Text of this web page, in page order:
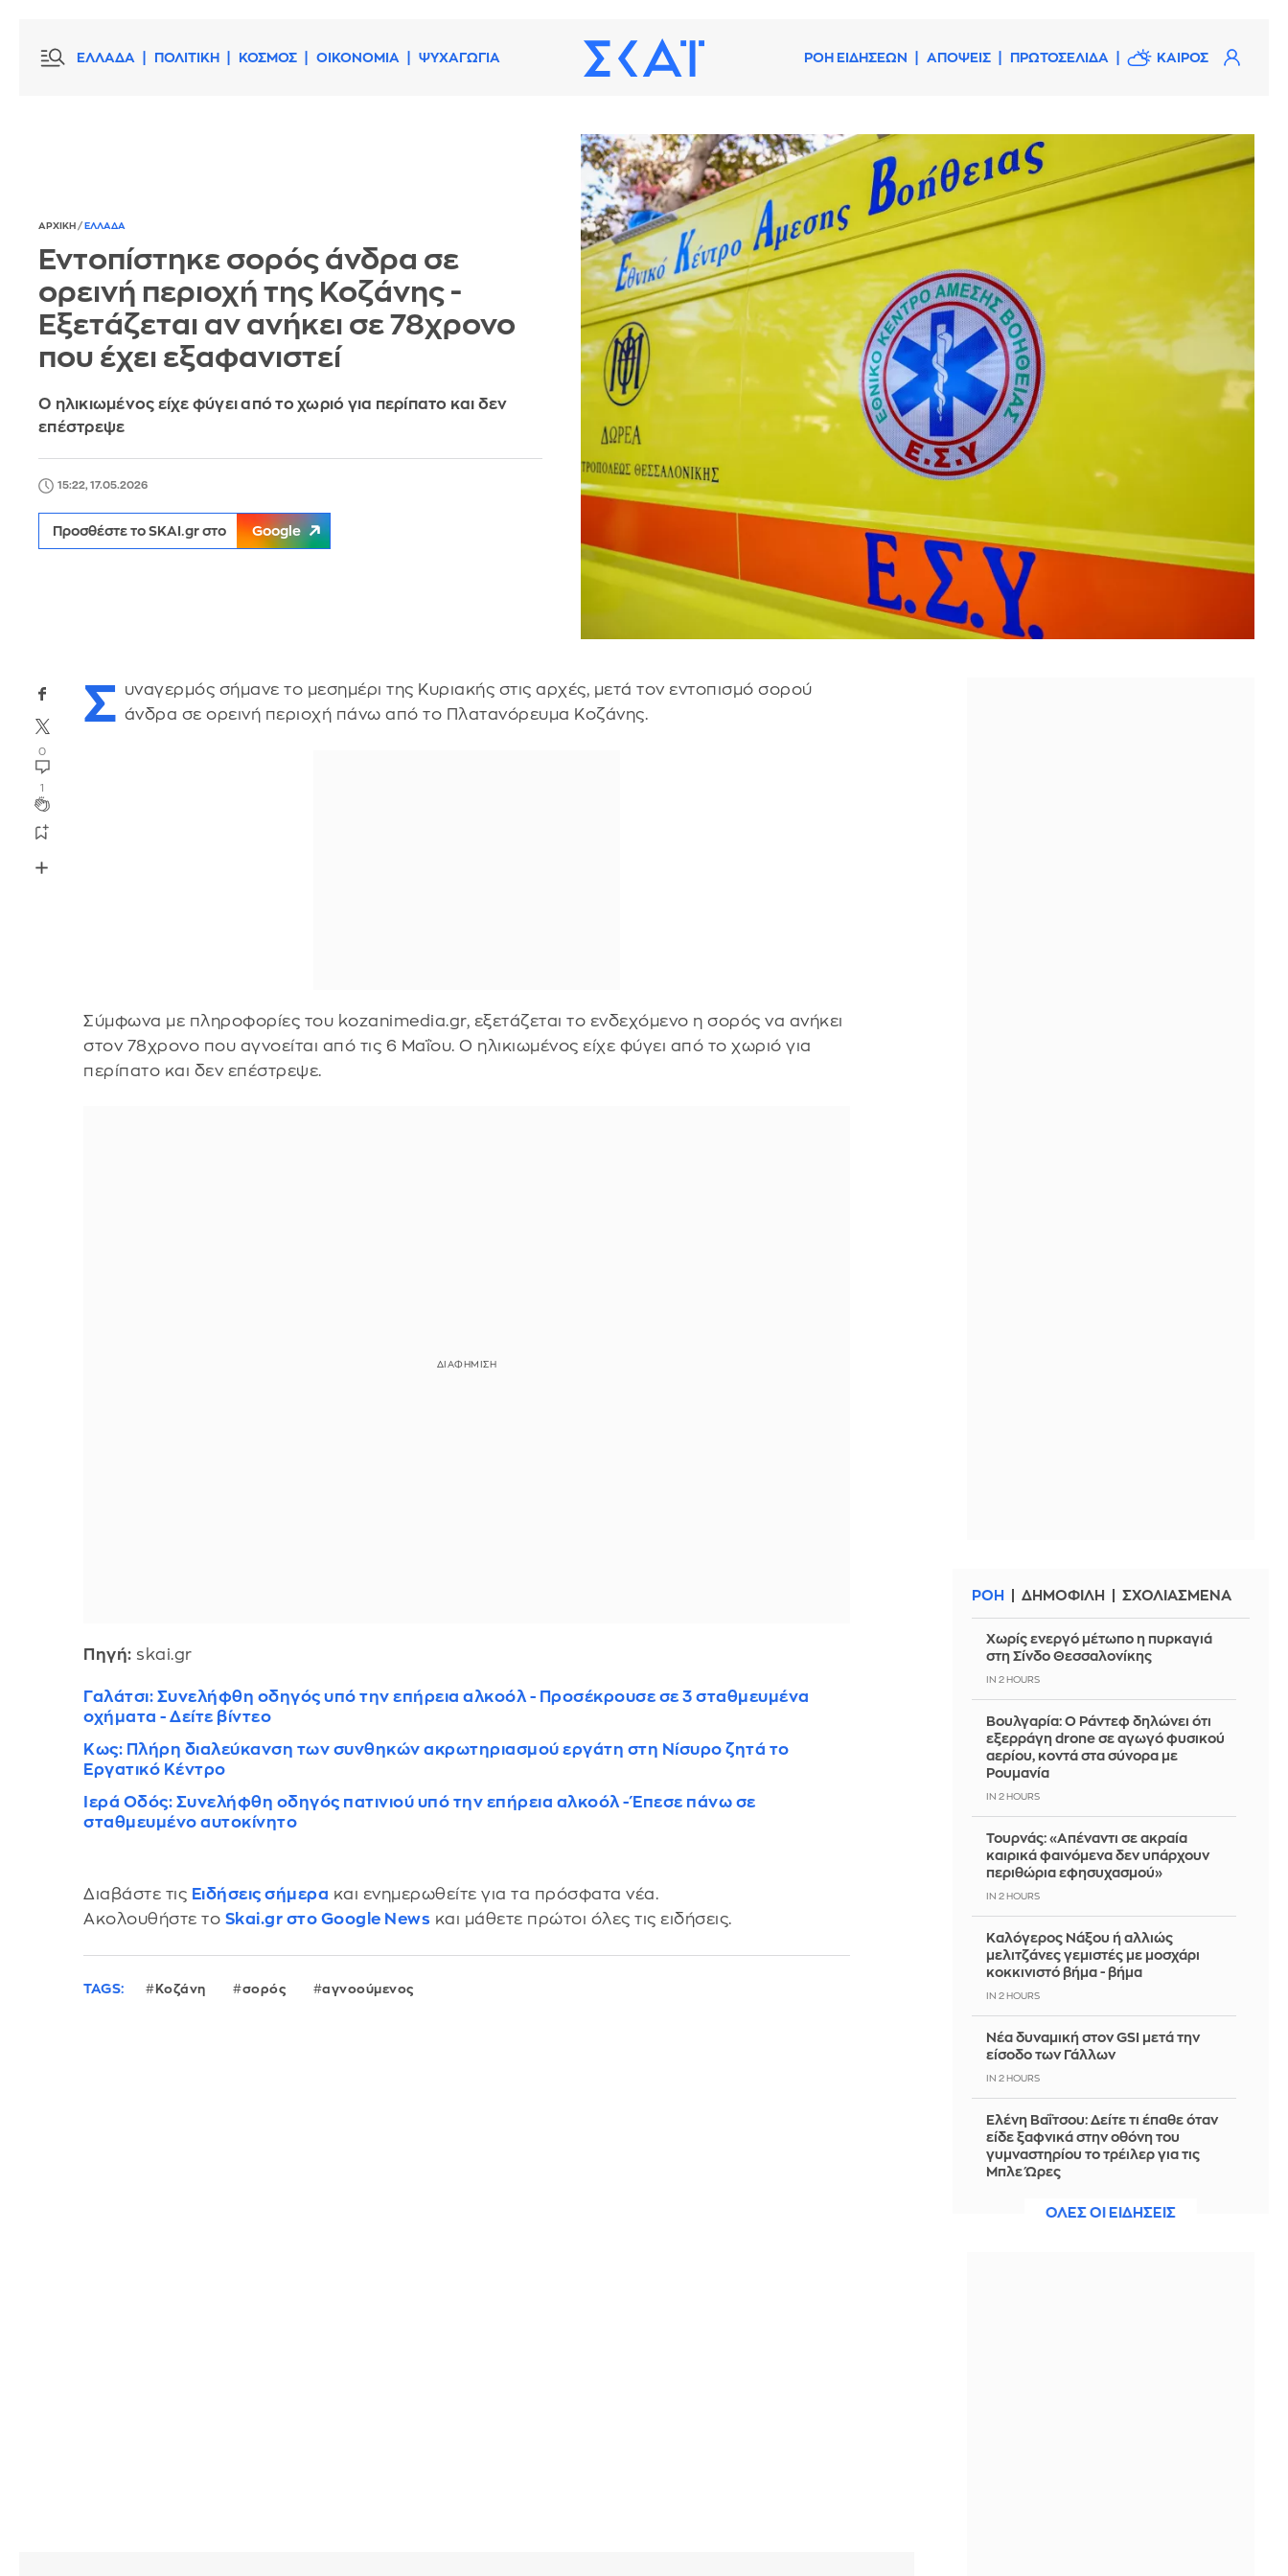
ΕΛΛΑΔΑ ΠΟΛΙΤΙΚΗ ΚΟΣΜΟΣ ΟΙΚΟΝΟΜΙΑ ΨΥΧΑΓΩΓΙΑ ΡΟΗ ΕΙΔΗΣΕΩΝ ΑΠΟΨΕΙΣ ΠΡΩΤΟΣΕΛΙΔΑ ΚΑΙΡΟΣ
ΑΡΧΙΚΗ / ΕΛΛΑΔΑ
Εντοπίστηκε σορός άνδρα σε
ορεινή περιοχή της Κοζάνης -
Εξετάζεται αν ανήκει σε 78χρονο
που έχει εξαφανιστεί
Ο ηλικιωμένος είχε φύγει από το χωριό για περίπατο και δεν
επέστρεψε
15:22, 17.05.2026
Προσθέστε το SKAI.gr στο Google
0
1
Σ υναγερμός σήμανε το μεσημέρι της Κυριακής στις αρχές, μετά τον εντοπισμό σορού
άνδρα σε ορεινή περιοχή πάνω από το Πλατανόρευμα Κοζάνης.
Σύμφωνα με πληροφορίες του kozanimedia.gr, εξετάζεται το ενδεχόμενο η σορός να ανήκει
στον 78χρονο που αγνοείται από τις 6 Μαΐου. Ο ηλικιωμένος είχε φύγει από το χωριό για
περίπατο και δεν επέστρεψε.
Πηγή: skai.gr
Γαλάτσι: Συνελήφθη οδηγός υπό την επήρεια αλκοόλ - Προσέκρουσε σε 3 σταθμευμένα
οχήματα - Δείτε βίντεο
Κως: Πλήρη διαλεύκανση των συνθηκών ακρωτηριασμού εργάτη στη Νίσυρο ζητά το
Εργατικό Κέντρο
Ιερά Οδός: Συνελήφθη οδηγός πατινιού υπό την επήρεια αλκοόλ - Έπεσε πάνω σε
σταθμευμένο αυτοκίνητο
Διαβάστε τις Ειδήσεις σήμερα και ενημερωθείτε για τα πρόσφατα νέα.
Ακολουθήστε το Skai.gr στο Google News και μάθετε πρώτοι όλες τις ειδήσεις.
TAGS: Κοζάνη σορός αγνοούμενος
ΡΟΗ ΔΗΜΟΦΙΛΗ ΣΧΟΛΙΑΣΜΕΝΑ
Χωρίς ενεργό μέτωπο η πυρκαγιά
στη Σίνδο Θεσσαλονίκης
IN 2 HOURS
Βουλγαρία: Ο Ράντεφ δηλώνει ότι
εξερράγη drone σε αγωγό φυσικού
αερίου, κοντά στα σύνορα με
Ρουμανία
IN 2 HOURS
Τουρνάς: «Απέναντι σε ακραία
καιρικά φαινόμενα δεν υπάρχουν
περιθώρια εφησυχασμού»
IN 2 HOURS
Καλόγερος Νάξου ή αλλιώς
μελιτζάνες γεμιστές με μοσχάρι
κοκκινιστό βήμα - βήμα
IN 2 HOURS
Νέα δυναμική στον GSI μετά την
είσοδο των Γάλλων
IN 2 HOURS
Ελένη Βαΐτσου: Δείτε τι έπαθε όταν
είδε ξαφνικά στην οθόνη του
γυμναστηρίου το τρέιλερ για τις
Μπλε Ώρες
ΟΛΕΣ ΟΙ ΕΙΔΗΣΕΙΣ